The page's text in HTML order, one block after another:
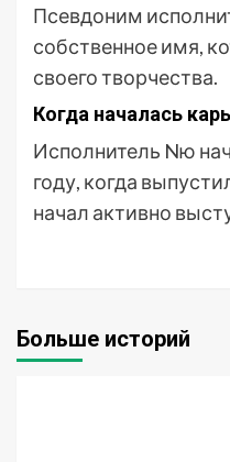
Псевдоним
собственное имя,
своего творчества.
Когда началась
Исполнитель Nю
году, когда
начал активно
Больше историй